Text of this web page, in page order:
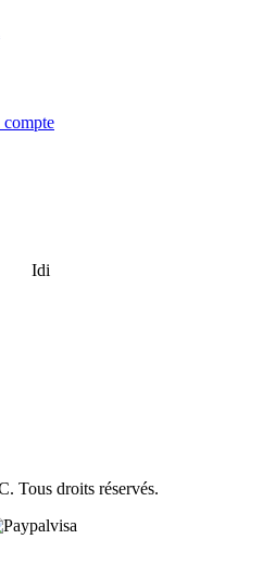
Tous droits réservés.